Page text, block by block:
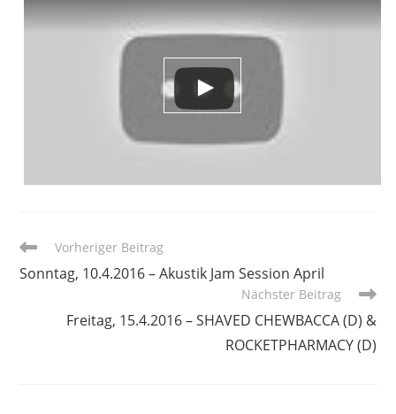
Weitere
ansehen
Vorheriger Beitrag
Sonntag, 10.4.2016 – Akustik Jam Session April
Nächster Beitrag
Freitag, 15.4.2016 – SHAVED CHEWBACCA (D) &
ROCKETPHARMACY (D)